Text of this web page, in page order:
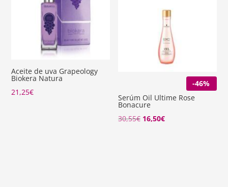
Aceite de uva Grapeology
Biokera Natura
21,25€
-46%
Serúm Oil Ultime Rose
Bonacure
30,55€ El
16,50€El